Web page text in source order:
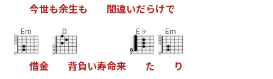
今世も余生も 間違いだらけで
Em
借金
D
背負い寿命来
E♭
た
Em
り